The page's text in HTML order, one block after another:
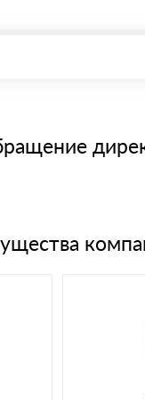
платежей.
качества и